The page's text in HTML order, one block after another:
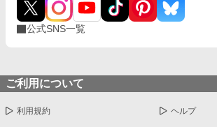
公式SNS一覧
ご利用について
利用規約 ヘルプ